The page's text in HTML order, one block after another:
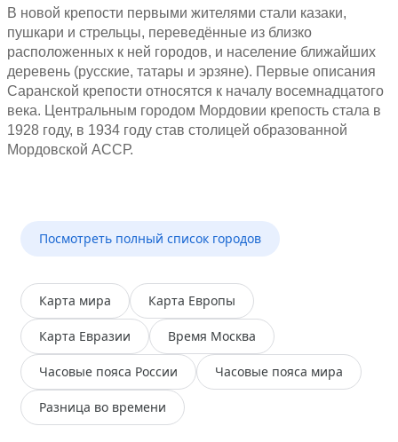
В новой крепости первыми жителями стали казаки,
пушкари и стрельцы, переведённые из близко
расположенных к ней городов, и население ближайших
деревень (русские, татары и эрзяне). Первые описания
Саранской крепости относятся к началу восемнадцатого
века. Центральным городом Мордовии крепость стала в
1928 году, в 1934 году став столицей образованной
Мордовской АССР.
Посмотреть полный список городов
Карта мира Карта Европы
Карта Евразии Время Москва
Часовые пояса России Часовые пояса мира
Разница во времени